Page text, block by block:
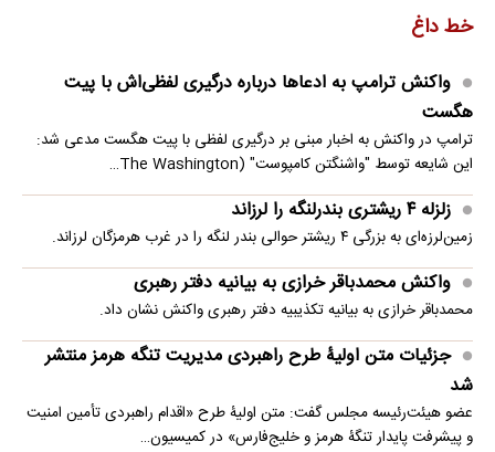
خط داغ
واکنش ترامپ به ادعاها درباره درگیری لفظی‌اش با پیت
هگست
ترامپ در واکنش به اخبار مبنی بر درگیری لفظی با پیت هگست مدعی شد:
این شایعه توسط "واشنگتن کامپوست" (The Washington…
زلزله ۴ ریشتری بندرلنگه را لرزاند
زمین‌لرزه‌ای به بزرگی ۴ ریشتر حوالی بندر لنگه را در غرب هرمزگان لرزاند.
واکنش محمدباقر خرازی به بیانیه دفتر رهبری
محمدباقر خرازی به بیانیه تکذیبیه دفتر رهبری واکنش نشان داد.
جزئیات متن اولیۀ طرح راهبردی مدیریت تنگه هرمز منتشر
شد
عضو هیئت‌رئیسه مجلس گفت: متن اولیۀ طرح «اقدام راهبردی تأمین امنیت
و پیشرفت پایدار تنگۀ هرمز و خلیج‌فارس» در کمیسیون…